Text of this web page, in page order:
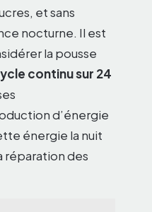
et sans
nocturne. Il est
la pousse
continu sur 24
d’énergie
énergie la nuit
réparation des